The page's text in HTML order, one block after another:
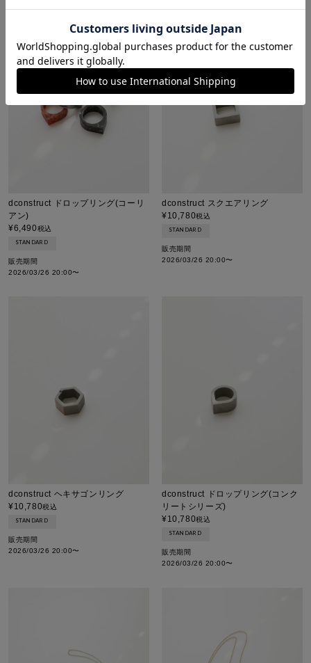
dconstruct ドロップリング(コーリ
アン)
¥6,490税込
STANDARD
販売期間
2026/03/26 20:00〜
dconstruct スクエアリング
¥10,780税込
STANDARD
販売期間
2026/03/26 20:00〜
dconstruct ヘキサゴンリング
¥10,780税込
STANDARD
販売期間
2026/03/26 20:00〜
dconstruct ドロップリング(コンク
リートシリーズ)
¥10,780税込
STANDARD
販売期間
2026/03/26 20:00〜